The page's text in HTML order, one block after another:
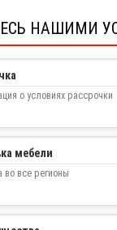
НАШИМИ
о условиях рассрочки
мебели
во все регионы